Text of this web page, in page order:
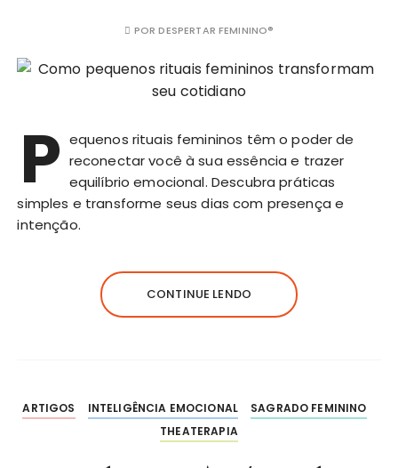
PORDESPERTAR FEMININO®
P equenos rituais femininos têm o poder de
reconectar você à sua essência e trazer
equilíbrio emocional. Descubra práticas
simples e transforme seus dias com presença e
intenção.
CONTINUE LENDO
ARTIGOS INTELIGÊNCIA EMOCIONAL
SAGRADO FEMININO
THEATERAPIA